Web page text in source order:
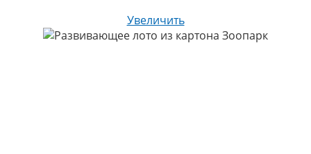
Увеличить